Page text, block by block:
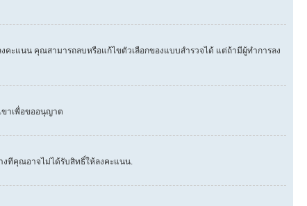
ะแนน คุณสามารถลบหรือแก้ไขตัวเลือกของแบบสำรวจได้ แต่ถ้ามีผู้ทำการลง
ขาเพื่อขออนุญาต
งทีคุณอาจไม่ได้รับสิทธิ์ให้ลงคะแนน.